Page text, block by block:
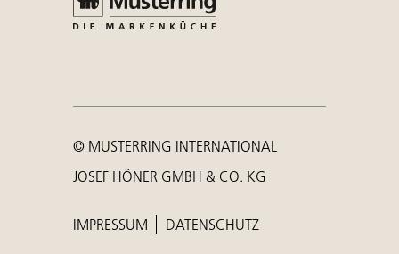
© MUSTERRING INTERNATIONAL
JOSEF HÖNER GMBH & CO. KG
IMPRESSUM DATENSCHUTZ